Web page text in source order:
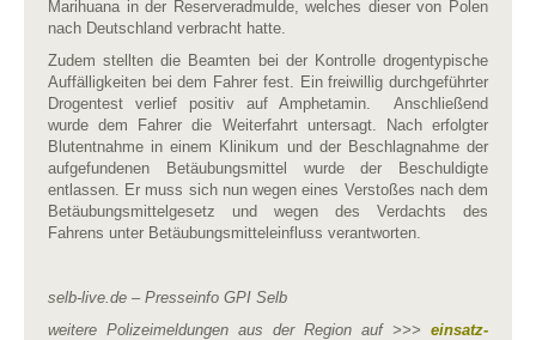
Marihuana in der Reserveradmulde, welches dieser von Polen
nach Deutschland verbracht hatte.
Zudem stellten die Beamten bei der Kontrolle drogentypische
Auffälligkeiten bei dem Fahrer fest. Ein freiwillig durchgeführter
Drogentest verlief positiv auf Amphetamin. Anschließend
wurde dem Fahrer die Weiterfahrt untersagt. Nach erfolgter
Blutentnahme in einem Klinikum und der Beschlagnahme der
aufgefundenen Betäubungsmittel wurde der Beschuldigte
entlassen. Er muss sich nun wegen eines Verstoßes nach dem
Betäubungsmittelgesetz und wegen des Verdachts des
Fahrens unter Betäubungsmitteleinfluss verantworten.
selb-live.de – Presseinfo GPI Selb
weitere Polizeimeldungen aus der Region auf >>> einsatz-